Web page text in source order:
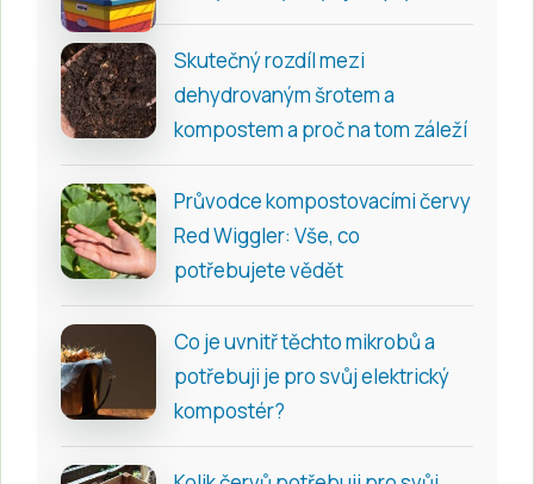
Skutečný rozdíl mezi
dehydrovaným šrotem a
kompostem a proč na tom záleží
Průvodce kompostovacími červy
Red Wiggler: Vše, co
potřebujete vědět
Co je uvnitř těchto mikrobů a
potřebuji je pro svůj elektrický
kompostér?